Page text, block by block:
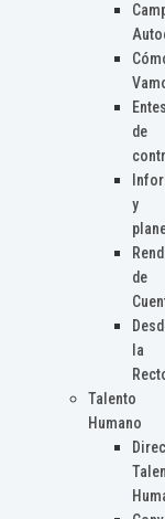
Entes
de
y
de
la
Talento
Humano